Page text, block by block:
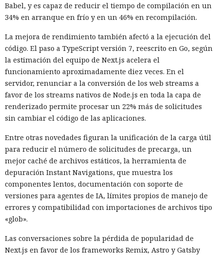
Babel, y es capaz de reducir el tiempo de compilación en un
34% en arranque en frío y en un 46% en recompilación.
La mejora de rendimiento también afectó a la ejecución del
código. El paso a TypeScript versión 7, reescrito en Go, según
la estimación del equipo de Next.js acelera el
funcionamiento aproximadamente diez veces. En el
servidor, renunciar a la conversión de los web streams a
favor de los streams nativos de Node.js en toda la capa de
renderizado permite procesar un 22% más de solicitudes
sin cambiar el código de las aplicaciones.
Entre otras novedades figuran la unificación de la carga útil
para reducir el número de solicitudes de precarga, un
mejor caché de archivos estáticos, la herramienta de
depuración Instant Navigations, que muestra los
componentes lentos, documentación con soporte de
versiones para agentes de IA, límites propios de manejo de
errores y compatibilidad con importaciones de archivos tipo
«glob».
Las conversaciones sobre la pérdida de popularidad de
Next.js en favor de los frameworks Remix, Astro y Gatsby